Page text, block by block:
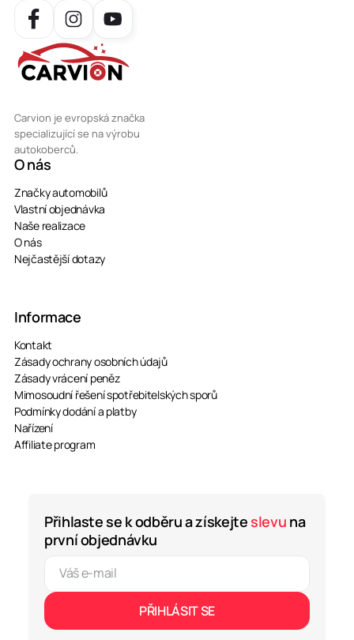
Carvion je evropská značka
specializující se na výrobu
autokoberců.
O nás
Značky automobilů
Vlastní objednávka
Naše realizace
O nás
Nejčastější dotazy
Informace
Kontakt
Zásady ochrany osobních údajů
Zásady vrácení peněz
Mimosoudní řešení spotřebitelských sporů
Podmínky dodání a platby
Nařízení
Affiliate program
Přihlaste se k odběru a získejteslevu na
první objednávku
PŘIHLÁSIT SE